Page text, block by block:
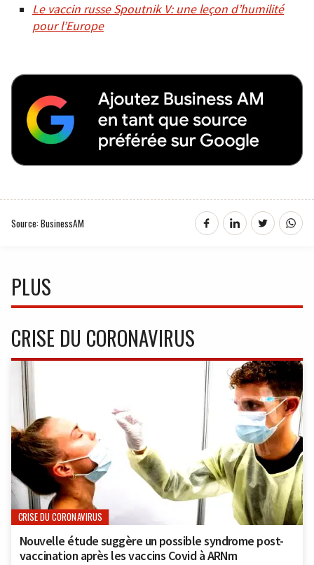
Le vaccin russe Spoutnik V: une leçon d’humilité
pour l’Europe
Source: BusinessAM
PLUS
CRISE DU CORONAVIRUS
CRISE DU CORONAVIRUS
Nouvelle étude suggère un possible syndrome post-
vaccination après les vaccins Covid à ARNm